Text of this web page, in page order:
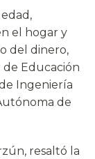
el hogar y
del dinero,
Educación
Ingeniería
de
resaltó la